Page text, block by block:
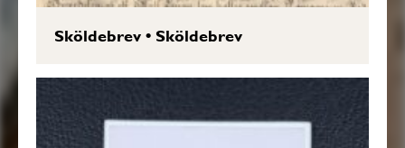
Sköldebrev•Sköldebrev